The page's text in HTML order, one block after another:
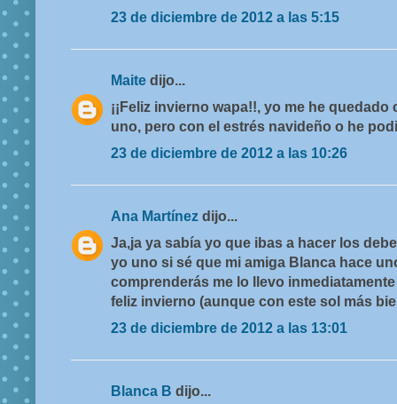
23 de diciembre de 2012 a las 5:15
Maite dijo...
¡¡Feliz invierno wapa!!, yo me he
uno, pero con el estrés navideño o he
23 de diciembre de 2012 a las 10:26
Ana Martínez dijo...
Ja,ja ya sabía yo que ibas a hacer los
yo uno si sé que mi amiga Blanca hace
comprenderás me lo llevo
feliz invierno (aunque con este sol más
23 de diciembre de 2012 a las 13:01
Blanca B dijo...